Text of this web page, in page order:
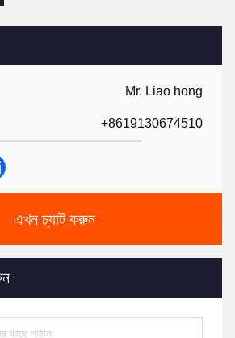
Mr. Liao hong
+8619130674510
এখন চ্যাট করুন